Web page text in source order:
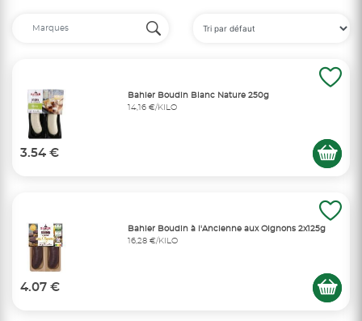
Bahier Boudin Blanc Nature 250g
14,16 €/KILO
3.54 €
Bahier Boudin à l'Ancienne aux Oignons 2x125g
16,28 €/KILO
4.07 €